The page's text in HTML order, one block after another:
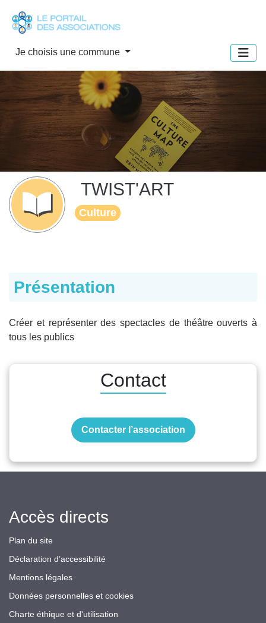
Je choisis une commune
TWIST'ART
Culture
Présentation
Créer et représenter des spectacles de théâtre ouverts à
tous les publics
Contact
Contacter l’association
Accès directs
Plan du site
Déclaration d’accessibilité
Mentions légales
Données personnelles et cookies
Charte éthique et d'utilisation